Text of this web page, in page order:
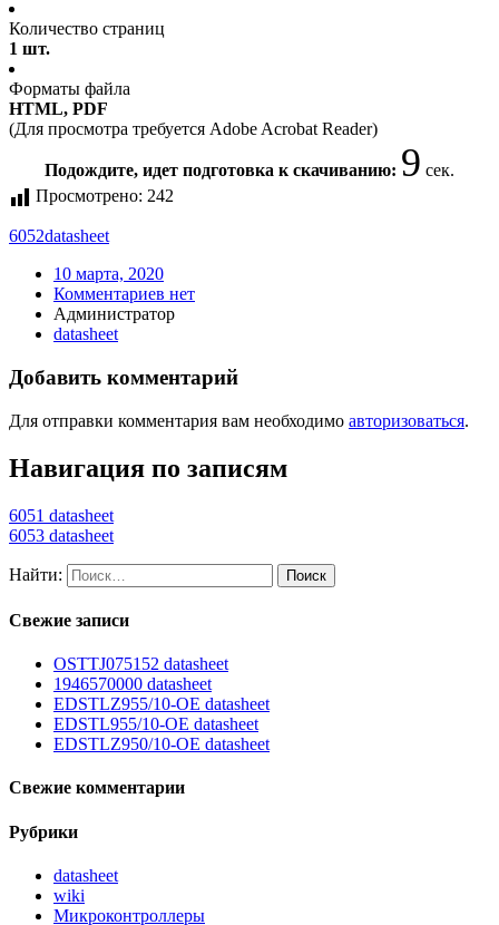
Количество страниц
1 шт.
Форматы файла
HTML, PDF
(Для просмотра требуется Adobe Acrobat Reader)
Подождите, идет подготовка к скачиванию: 9 сек.
Просмотрено: 242
6052datasheet
10 марта, 2020
Комментариев нет
Администратор
datasheet
Добавить комментарий
Для отправки комментария вам необходимо авторизоваться.
Навигация по записям
6051 datasheet
6053 datasheet
Найти:
Свежие записи
OSTTJ075152 datasheet
1946570000 datasheet
EDSTLZ955/10-OE datasheet
EDSTL955/10-OE datasheet
EDSTLZ950/10-OE datasheet
Свежие комментарии
Рубрики
datasheet
wiki
Микроконтроллеры